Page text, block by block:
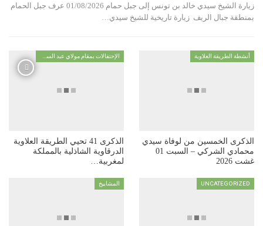
زيارة الشيخ سيدي خالد بن تونس إلى جبل حمام 01/08/2026 عرف جبل الحمام
بمنطقة جبال الريف زيارة تاريخية للشيخ سيدي…
أنشطة الطريقة العلاوية
الذكرى الخمسين من لوفاة سيدي
محمادي الشركي – السبت 01
غشت 2026
الإحتفالات بمقام مولاي عبد السلام ابن مشيش
الذكرى 41 تحيي الطريقة العلاوية
الدرقاوية الشاذلية بالمملكة
لمغربية…
UNCATEGORIZED المشاييخ